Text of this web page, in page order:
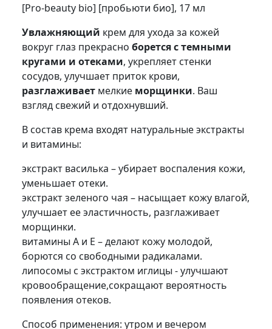
[Pro-beauty bio] [пробьюти био], 17 мл
Увлажняющий крем для ухода за кожей
вокруг глаз прекрасно борется с темными
кругами и отеками, укрепляет стенки
сосудов, улучшает приток крови,
разглаживает мелкие морщинки. Ваш
взгляд свежий и отдохнувший.
В состав крема входят натуральные экстракты
и витамины:
экстракт василька – убирает воспаления кожи,
уменьшает отеки.
экстракт зеленого чая – насыщает кожу влагой,
улучшает ее эластичность, разглаживает
морщинки.
витамины A и E – делают кожу молодой,
борются со свободными радикалами.
липосомы с экстрактом иглицы - улучшают
кровообращение,сокращают вероятность
появления отеков.
Способ применения: утром и вечером